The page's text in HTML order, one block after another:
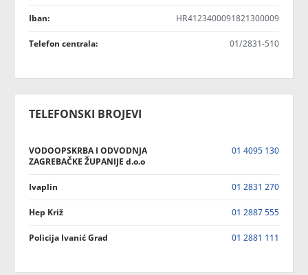
Iban: HR4123400091821300009
Telefon centrala: 01/2831-510
TELEFONSKI BROJEVI
VODOOPSKRBA I ODVODNJA
ZAGREBAČKE ŽUPANIJE d.o.o
01 4095 130
Ivaplin 01 2831 270
Hep Križ 01 2887 555
Policija Ivanić Grad 01 2881 111